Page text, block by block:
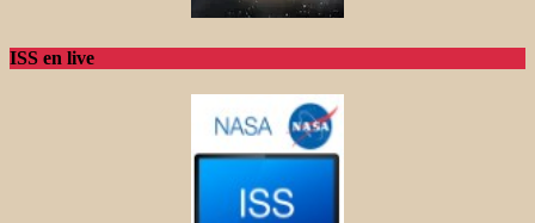
ISS en live